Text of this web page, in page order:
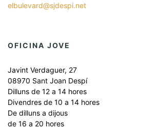
elbulevard@sjdespi.net
OFICINA JOVE
Javint Verdaguer, 27
08970 Sant Joan Despí
Dilluns de 12 a 14 hores
Divendres de 10 a 14 hores
De dilluns a dijous
de 16 a 20 hores